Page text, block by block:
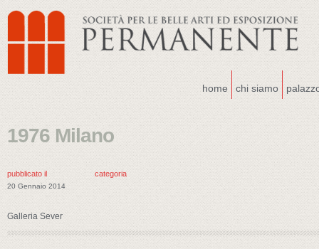
home chi siamo
1976 Milano
pubblicato il
20 Gennaio 2014
categoria
Galleria Sever